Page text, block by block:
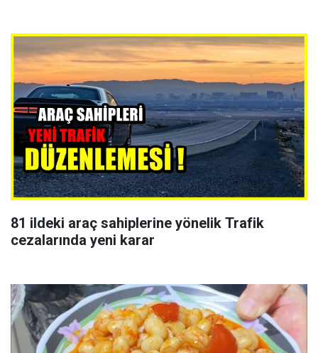
81 ildeki araç sahiplerine yönelik Trafik
cezalarında yeni karar